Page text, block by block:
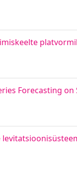
Forecasting on